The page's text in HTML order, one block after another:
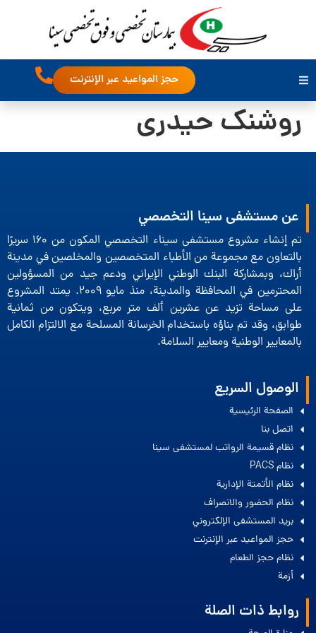
حجز المواعيد عبر الإنترنت
روشنک حیدری
عن مستشفى سينا التخصصي
تم إنشاء مشروع مستشفى سيناء التخصصي المكون من 160 سريرًا
بالتعاون مع مجموعة من الأطباء المتخصصين والمخلصين في مدينة
أراك، وبمشاركة البنك الوطني الإيراني ودعم جيد من المسؤولين
المحترمين في المحافظة والمدينة، منذ مايو 2009. يمتد المشروع
على مساحة تزيد عن عشرين ألف متر مربع، ويتكون من ثمانية
طوابق، وقد تم بناؤه باستخدام الخرسانة المسلحة مع الالتزام الكامل
بالمعايير الوطنية ومعايير السلامة.
الوصول السريع
الصفحة الرئيسية
اتصل بنا
نظام قسيمة الرواتب لمستشفى سينا
نظام PACS
نظام الأتمتة الإدارية
نظام الحضور والانصراف
بريد المستشفى الإلكتروني
حجز المواعيد عبر الإنترنت
نظام حجز الطعام
أزمة
روابط ذات الصلة